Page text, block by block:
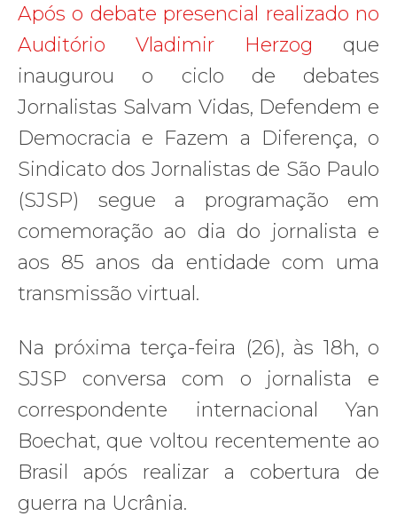
Após o debate presencial realizado no
Auditório Vladimir Herzog que
inaugurou o ciclo de debates
Jornalistas Salvam Vidas, Defendem e
Democracia e Fazem a Diferença, o
Sindicato dos Jornalistas de São Paulo
(SJSP) segue a programação em
comemoração ao dia do jornalista e
aos 85 anos da entidade com uma
transmissão virtual.
Na próxima terça-feira (26), às 18h, o
SJSP conversa com o jornalista e
correspondente internacional Yan
Boechat, que voltou recentemente ao
Brasil após realizar a cobertura de
guerra na Ucrânia.